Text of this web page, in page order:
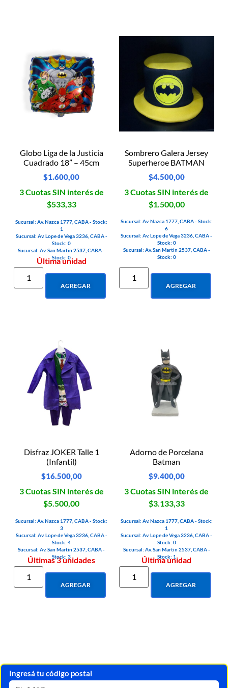
Globo Liga de la Justicia
Cuadrado 18” – 45cm
$1.600,00
3 Cuotas SIN interés de
$533,33
Sucursal: Av. Nazca 1777, CABA - Stock:
1
Sucursal: Av. Lope de Vega 3236, CABA -
Stock: 0
Sucursal: Av. San Martin 2537, CABA -
Stock: 0
Última unidad
AGREGAR
Sombrero Galera Jersey
Superheroe BATMAN
$4.500,00
3 Cuotas SIN interés de
$1.500,00
Sucursal: Av. Nazca 1777, CABA - Stock:
6
Sucursal: Av. Lope de Vega 3236, CABA -
Stock: 0
Sucursal: Av. San Martin 2537, CABA -
Stock: 0
AGREGAR
Disfraz JOKER Talle 1
(Infantil)
$16.500,00
3 Cuotas SIN interés de
$5.500,00
Sucursal: Av. Nazca 1777, CABA - Stock:
3
Sucursal: Av. Lope de Vega 3236, CABA -
Stock: 4
Sucursal: Av. San Martin 2537, CABA -
Stock: 3
Últimas 3 unidades
AGREGAR
Adorno de Porcelana
Batman
$9.400,00
3 Cuotas SIN interés de
$3.133,33
Sucursal: Av. Nazca 1777, CABA - Stock:
1
Sucursal: Av. Lope de Vega 3236, CABA -
Stock: 0
Sucursal: Av. San Martin 2537, CABA -
Stock: 1
Última unidad
AGREGAR
Ingresá tu código postal